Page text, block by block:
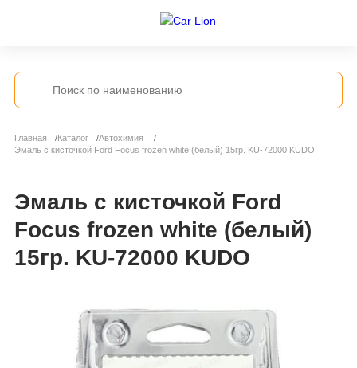
Главная Каталог
Автохимия
Эмаль с кисточкой Ford Focus frozen white (белый) 15гр. KU-72000 KUDO
Эмаль с кисточкой Ford
Focus frozen white (белый)
15гр. KU-72000 KUDO